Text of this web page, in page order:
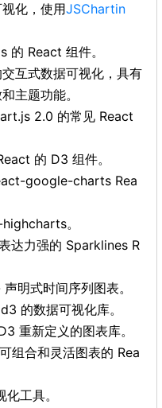
化，使用JSChartin
的 React 组件。
互式数据可视化，具有
主题功能。
2.0 的常见 React
的 D3 组件。
google-charts Rea
。
达力强的 Sparklines R
声明式时间序列图表。
的数据可视化库。
重新定义的图表库。
组合和灵活图表的 Rea
工具。